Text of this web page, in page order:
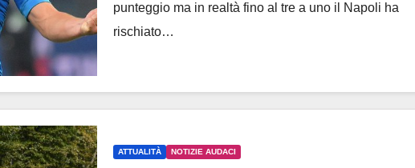
punteggio ma in realtà fino al tre a uno il Napoli ha
rischiato…
ATTUALITÀ NOTIZIE AUDACI